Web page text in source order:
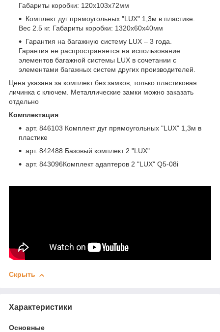
Габариты коробки: 120х103х72мм
Комплект дуг прямоугольных "LUX" 1,3м в пластике.
Вес 2.5 кг. Габариты коробки: 1320х60х40мм
Гарантия на багажную систему LUX – 3 года.
Гарантия не распространяется на использование
элементов багажной системы LUX в сочетании с
элементами багажных систем других производителей.
Цена указана за комплект без замков, только пластиковая
личинка с ключем. Металлические замки можно заказать
отдельно
Комплектация
арт. 846103 Комплект дуг прямоугольных "LUX" 1,3м в
пластике
арт. 842488 Базовый комплект 2 "LUX"
арт. 843096Комплект адаптеров 2 "LUX" Q5-08i
Скрыть
Характеристики
Основные